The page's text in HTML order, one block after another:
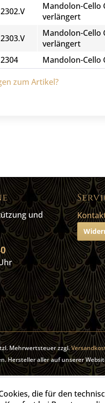
2302.V
Mandolon-Cello
verlängert
2303.V
Mandolon-Cello
verlängert
2304
Mandolon-Cello
zum Artikel?
und
Mehrwertsteuer zzgl.
Hersteller aller auf unserer
die für den